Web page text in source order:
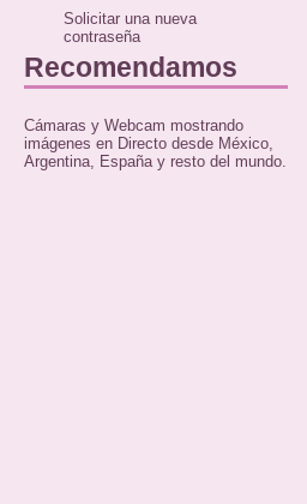
Solicitar una nueva
contraseña
Recomendamos
Cámaras y Webcam mostrando
imágenes en Directo desde México,
Argentina, España y resto del mundo.